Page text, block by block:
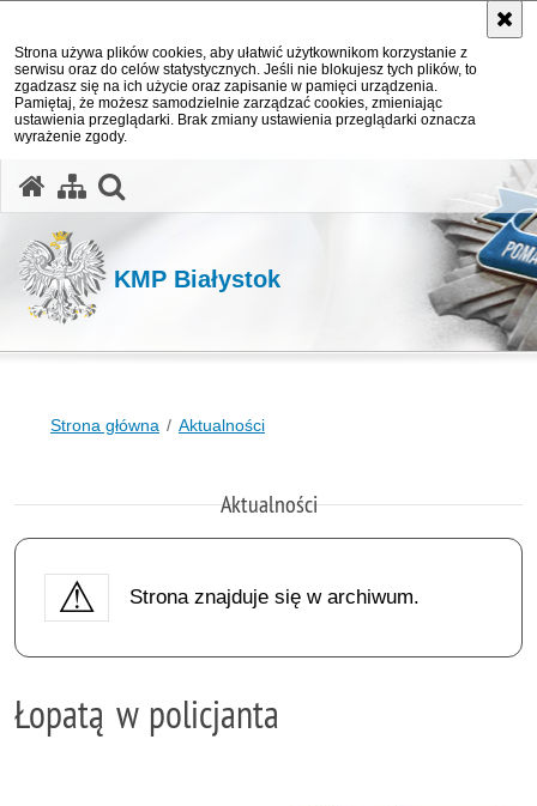
Strona używa plików cookies, aby ułatwić użytkownikom korzystanie z
serwisu oraz do celów statystycznych. Jeśli nie blokujesz tych plików, to
zgadzasz się na ich użycie oraz zapisanie w pamięci urządzenia.
Pamiętaj, że możesz samodzielnie zarządzać cookies, zmieniając
ustawienia przeglądarki. Brak zmiany ustawienia przeglądarki oznacza
wyrażenie zgody.
KMP Białystok
Strona główna Aktualności
Aktualności
Strona znajduje się w archiwum.
Łopatą w policjanta